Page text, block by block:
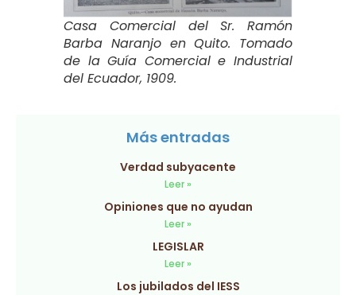
Casa Comercial del Sr. Ramón
Barba Naranjo en Quito. Tomado
de la Guía Comercial e Industrial
del Ecuador, 1909.
Más entradas
Verdad subyacente
Leer »
Opiniones que no ayudan
Leer »
LEGISLAR
Leer »
Los jubilados del IESS